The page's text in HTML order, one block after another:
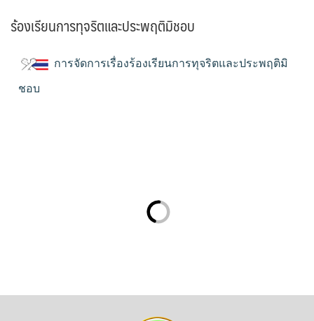
ร้องเรียนการทุจริตและประพฤติมิชอบ
การจัดการเรื่องร้องเรียนการทุจริตและประพฤติมิ
ชอบ